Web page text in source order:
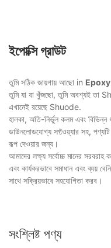
ইপোক্সি গ্রাউট
তুমি সঠিক জায়গায় আছো in
তুমি যা যা খুঁজছো, তুমি অবশ্যই তা
এখানেই রয়েছে Shuode.
হালকা, অতি-নির্ভুল কলম এবং বিভিন্ন
ডাউনলোডযোগ্য সফ্টওয়্যার সহ, পণ্যটি
রূপ দেওয়ার জন্য।
আমাদের লক্ষ্য সর্বোচ্চ মানের সরবরাহ
এবং কার্যকরভাবে সমাধান এবং ব্যয়
সাথে সক্রিয়ভাবে সহযোগিতা করব।
সংশ্লিষ্ট পণ্য